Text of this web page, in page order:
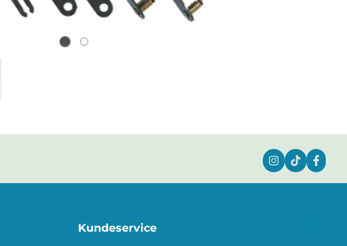
Kundeservice